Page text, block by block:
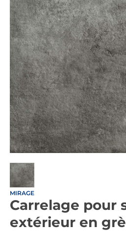
MIRAGE
Carrelage pour
extérieur en